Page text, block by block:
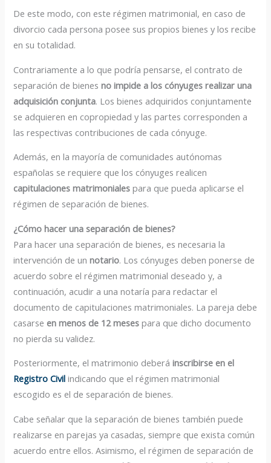
De este modo, con este régimen matrimonial, en caso de
divorcio cada persona posee sus propios bienes y los recibe
en su totalidad.
Contrariamente a lo que podría pensarse, el contrato de
separación de bienesno impide a los cónyuges realizar una
adquisición conjunta. Los bienes adquiridos conjuntamente
se adquieren en copropiedad y las partes corresponden a
las respectivas contribuciones de cada cónyuge.
Además, en la mayoría de comunidades autónomas
españolas se requiere que los cónyuges realicen
capitulaciones matrimonialespara que pueda aplicarse el
régimen de separación de bienes.
¿Cómo hacer una separación de bienes?
Para hacer una separación de bienes, es necesaria la
intervención de unnotario. Los cónyuges deben ponerse de
acuerdo sobre el régimen matrimonial deseado y, a
continuación, acudir a una notaría para redactar el
documento de capitulaciones matrimoniales. La pareja debe
casarse en menos de 12 meses para que dicho documento
no pierda su validez.
Posteriormente, el matrimonio deberá inscribirse en el
Registro Civil indicando que el régimen matrimonial
escogido es el de separación de bienes.
Cabe señalar que la separación de bienes también puede
realizarse en parejas ya casadas, siempre que exista común
acuerdo entre ellos. Asimismo, el régimen de separación de